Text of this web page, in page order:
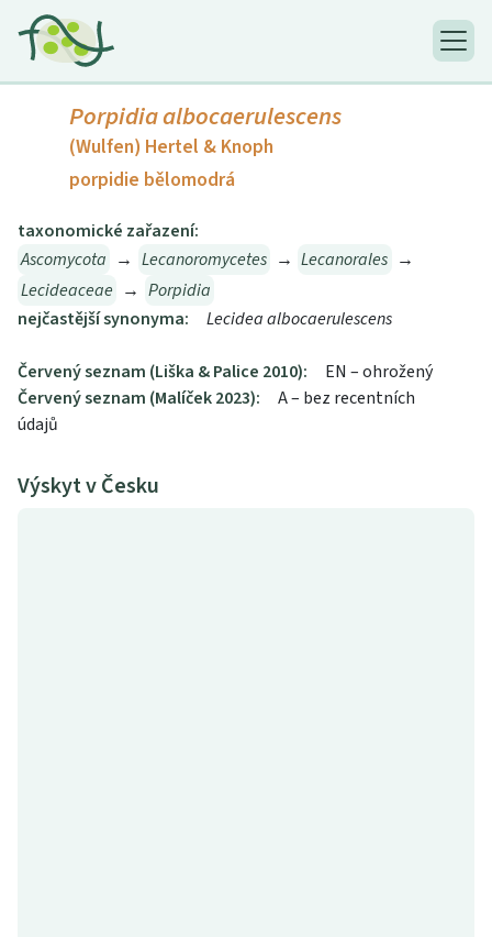
Porpidia albocaerulescens
(Wulfen) Hertel & Knoph
porpidie bělomodrá
taxonomické zařazení:
Ascomycota → Lecanoromycetes → Lecanorales →
Lecideaceae → Porpidia
nejčastější synonyma:
Lecidea albocaerulescens
Červený seznam (Liška & Palice 2010):
EN – ohrožený
Červený seznam (Malíček 2023):
A – bez recentních
údajů
Výskyt v Česku